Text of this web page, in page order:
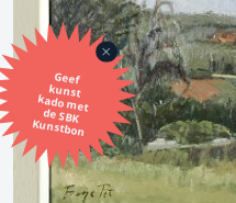
Geef
kunst
kado met
de SBK
Kunstbon